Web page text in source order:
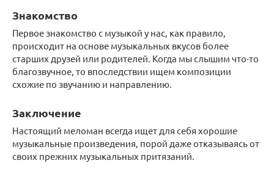
Знакомство
Первое знакомство с музыкой у нас, как правило,
происходит на основе музыкальных вкусов более
старших друзей или родителей. Когда мы слышим что-то
благозвучное, то впоследствии ищем композиции
схожие по звучанию и направлению.
Заключение
Настоящий меломан всегда ищет для себя хорошие
музыкальные произведения, порой даже отказываясь от
своих прежних музыкальных притязаний.